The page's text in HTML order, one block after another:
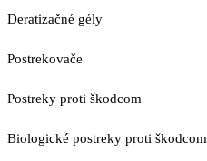
Deratizačné gély
Postrekovače
Postreky proti škodcom
Biologické postreky proti škodcom